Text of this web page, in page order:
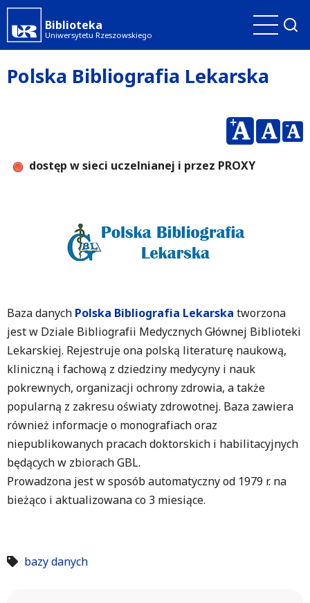
Przejdź
do
treści
Biblioteka
Uniwersytetu Rzeszowskiego
Polska Bibliografia Lekarska
dostęp w sieci uczelnianej i przez PROXY
Baza danych Polska Bibliografia Lekarska tworzona
jest w Dziale Bibliografii Medycznych Głównej Biblioteki
Lekarskiej. Rejestruje ona polską literaturę naukową,
kliniczną i fachową z dziedziny medycyny i nauk
pokrewnych, organizacji ochrony zdrowia, a także
popularną z zakresu oświaty zdrowotnej. Baza zawiera
również informacje o monografiach oraz
niepublikowanych pracach doktorskich i habilitacyjnych
będących w zbiorach GBL.
Prowadzona jest w sposób automatyczny od 1979 r. na
bieżąco i aktualizowana co 3 miesiące.
bazy danych